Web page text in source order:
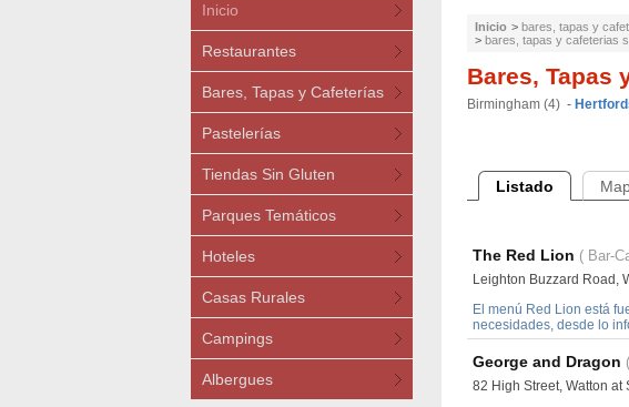
Inicio
Restaurantes
Bares, Tapas y Cafeterías
Pastelerías
Tiendas Sin Gluten
Parques Temáticos
Hoteles
Casas Rurales
Campings
Albergues
Inicio > bares, tapas y
> bares, tapas y cafeterias
Bares, Tapas
Birmingham (4) -
Listado
The Red Lion ( Bar-
Leighton Buzzard Road,
El menú Red Lion está
necesidades, desde lo
George and Dragon
82 High Street, Watton at